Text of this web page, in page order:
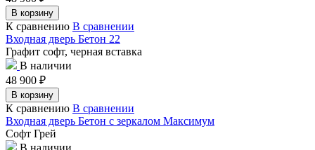
В корзину
К сравнению В сравнении
Входная дверь Бетон 22
Графит софт, черная вставка
В наличии
48 900 ₽
В корзину
К сравнению В сравнении
Входная дверь Бетон с зеркалом Максимум
Софт Грей
В наличии